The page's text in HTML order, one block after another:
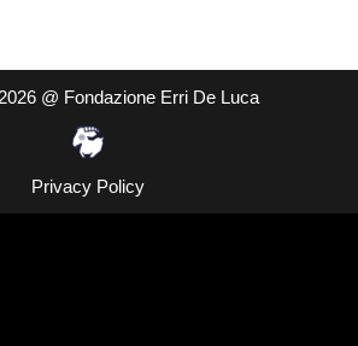
@ Fondazione Erri De Luca
Privacy Policy